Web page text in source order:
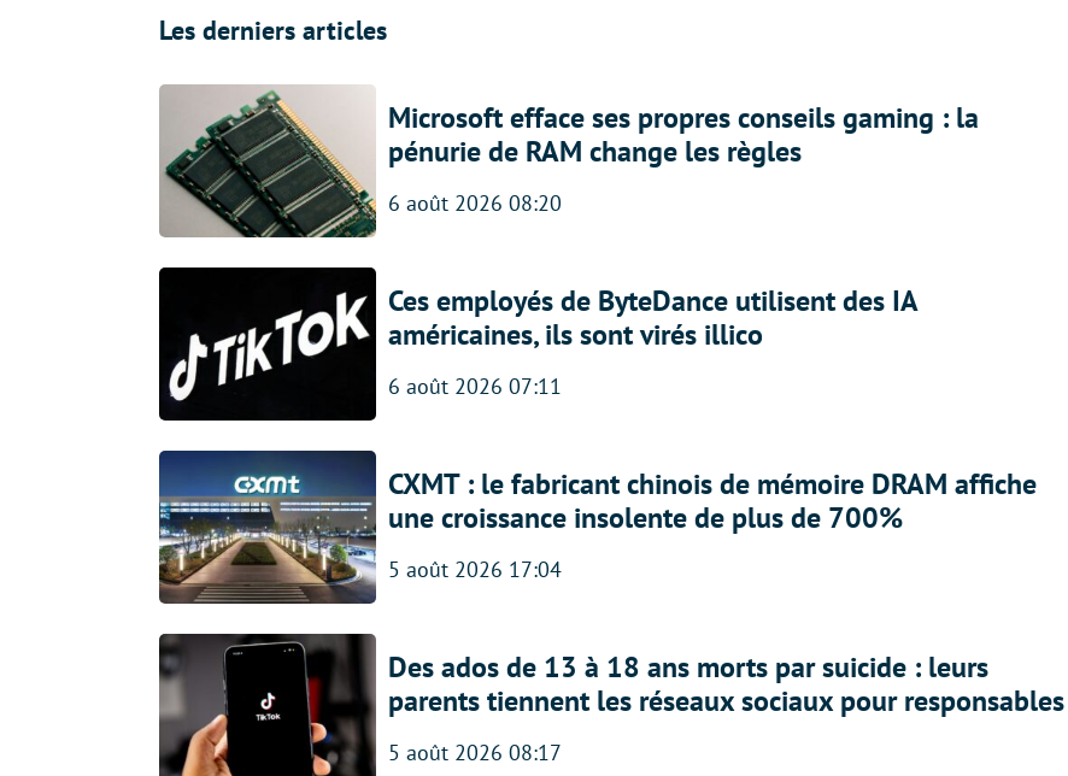
Les derniers articles
Microsoft efface ses propres conseils gaming : la
pénurie de RAM change les règles
6 août 2026 08:20
Ces employés de ByteDance utilisent des IA
américaines, ils sont virés illico
6 août 2026 07:11
CXMT : le fabricant chinois de mémoire DRAM affiche
une croissance insolente de plus de 700%
5 août 2026 17:04
Des ados de 13 à 18 ans morts par suicide : leurs
parents tiennent les réseaux sociaux pour responsables
5 août 2026 08:17